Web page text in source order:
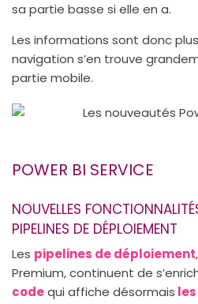
sa partie basse si elle en a.
Les informations sont donc
navigation s’en trouve
partie mobile.
POWER BI SERVICE
NOUVELLES
PIPELINES DE DÉPLOIEMENT
Les pipelines de déploiement
Premium, continuent de
codequi affiche désormais